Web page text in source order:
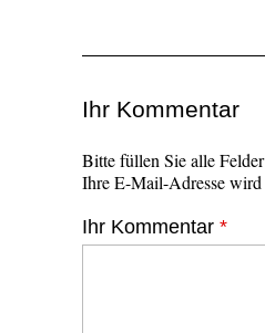
Ihr Kommentar
Bitte füllen Sie alle
Ihre E-Mail-Adresse
Ihr Kommentar *